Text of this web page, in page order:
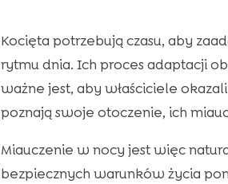
Kocięta potrzebują czasu, aby
rytmu dnia. Ich proces adaptacji
ważne jest, aby właściciele
poznają swoje otoczenie, ich
Miauczenie w nocy jest więc
bezpiecznych warunków życia